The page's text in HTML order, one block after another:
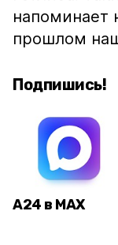
напоминает
прошлом
Подпишись!
А24 в MAX